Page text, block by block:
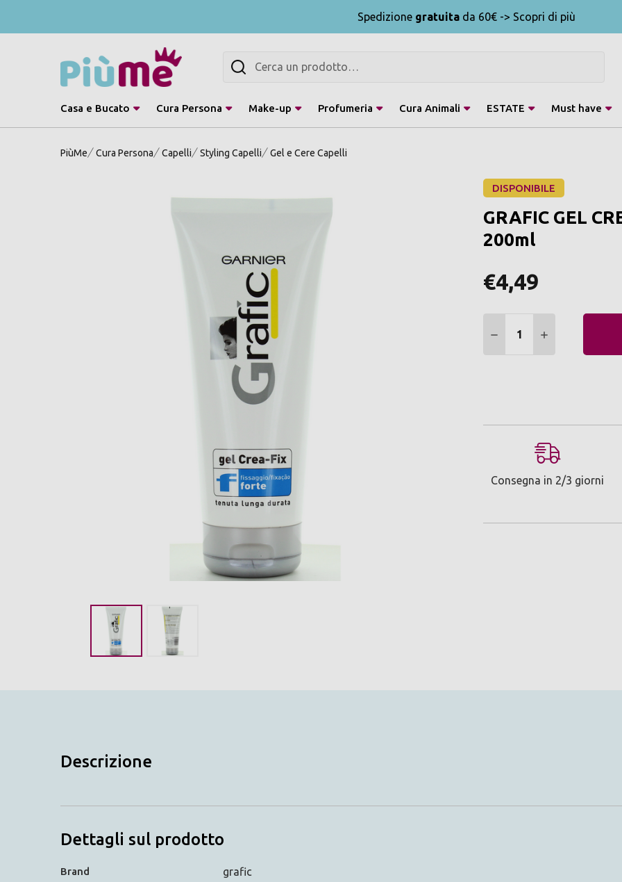
Spedizione gratuita da 60€ -> Scopri di più
Cerca
Casa e Bucato Cura Persona Make-up Profumeria Cura Animali ESTATE Must have
PiùMe Cura Persona Capelli Styling Capelli Gel e Cere Capelli
DISPONIBILE
GRAFIC GEL
200ml
€4,49
DIMINUIRE QUANTITÀ:
AUMENTARE
Consegna in 2/3 giorni
Descrizione
Dettagli sul prodotto
Brand grafic